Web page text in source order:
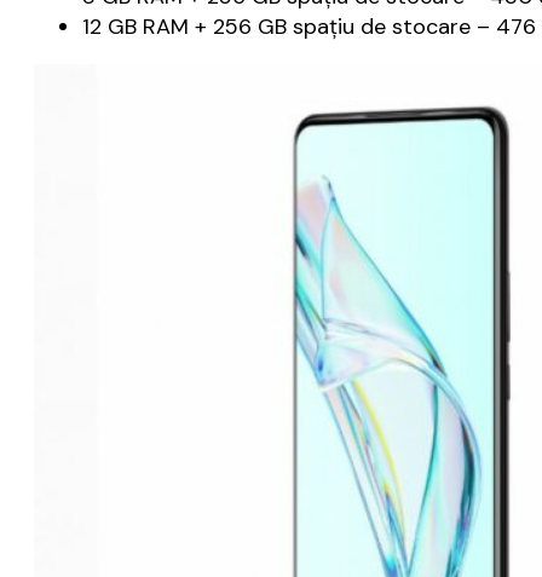
12 GB RAM + 256 GB spaţiu de stocare –